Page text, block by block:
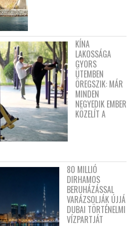
KÍNA
LAKOSSÁGA
GYORS
ÜTEMBEN
ÖREGSZIK: MÁR
MINDEN
NEGYEDIK EMBER
KÖZELÍT A
80 MILLIÓ
DIRHAMOS
BERUHÁZÁSSAL
VARÁZSOLJÁK ÚJJÁ
DUBAI TÖRTÉNELMI
VÍZPARTJÁT